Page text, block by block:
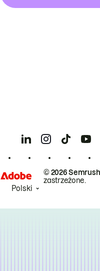
© 2026
zastrzeżone.
Polski